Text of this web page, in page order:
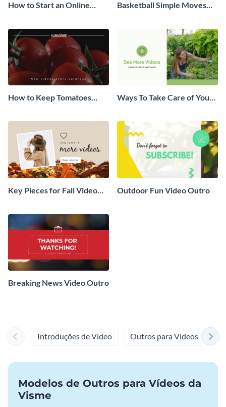
How to Start an Online
Basketball Simple Moves
How to Keep Tomatoes
Ways To Take Care of Your
Key Pieces for Fall Video
Outdoor Fun Video Outro
Breaking News Video Outro
Introduções de Vídeo Outros para Vídeos
Modelos de Outros para Vídeos da
Visme